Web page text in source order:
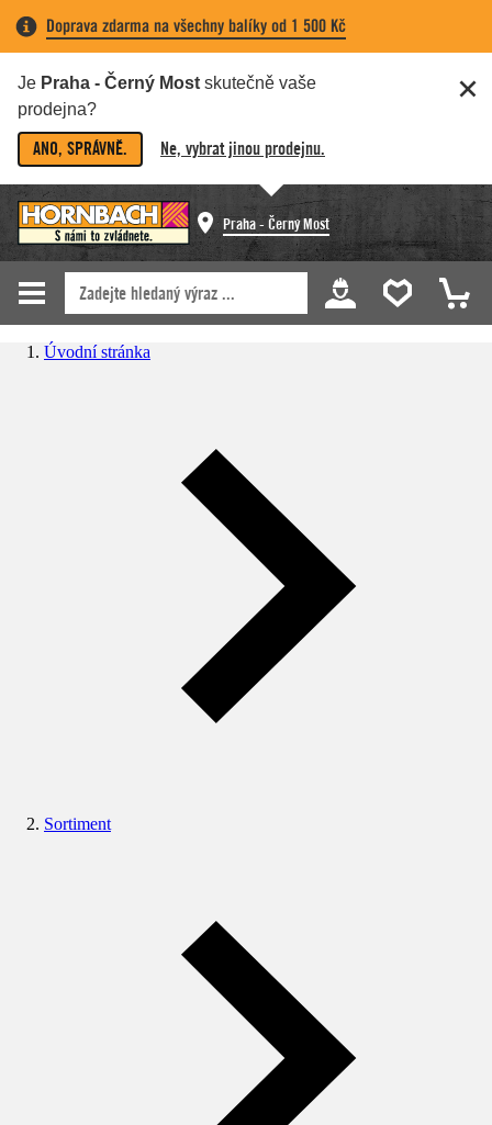
Doprava zdarma na všechny balíky od 1 500 Kč
Je Praha - Černý Most skutečně vaše
prodejna?
ANO, SPRÁVNĚ. Ne, vybrat jinou prodejnu.
Praha - Černý Most
Úvodní stránka
Sortiment